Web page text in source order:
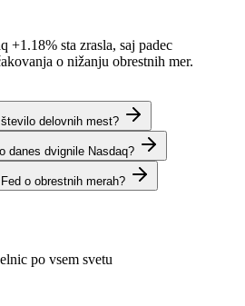
+1.18% sta zrasla, saj padec
o nižanju obrestnih mer.
delovnih mest?
danes dvignile Nasdaq?
o obrestnih merah?
po vsem svetu